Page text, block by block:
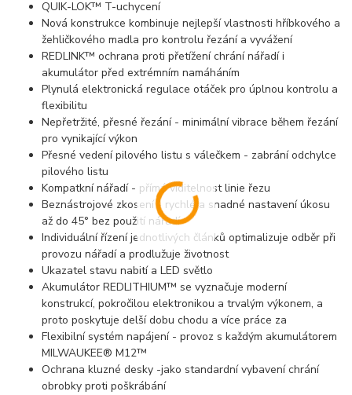
QUIK-LOK™ T-uchycení
Nová konstrukce kombinuje nejlepší vlastnosti hříbkového a
žehličkového madla pro kontrolu řezání a vyvážení
REDLINK™ ochrana proti přetížení chrání nářadí i
akumulátor před extrémním namáháním
Plynulá elektronická regulace otáček pro úplnou kontrolu a
flexibilitu
Nepřetržité, přesné řezání - minimální vibrace během řezání
pro vynikající výkon
Přesné vedení pilového listu s válečkem - zabrání odchylce
pilového listu
Kompatkní nářadí - přímá viditelnost linie řezu
Beznástrojové zkosení - rychlé a snadné nastavení úkosu
až do 45° bez použití nářadí
Individuální řízení jednotlivých článků optimalizuje odběr při
provozu nářadí a prodlužuje životnost
Ukazatel stavu nabití a LED světlo
Akumulátor REDLITHIUM™ se vyznačuje moderní
konstrukcí, pokročilou elektronikou a trvalým výkonem, a
proto poskytuje delší dobu chodu a více práce za
Flexibilní systém napájení - provoz s každým akumulátorem
MILWAUKEE® M12™
Ochrana kluzné desky -jako standardní vybavení chrání
obrobky proti poškrábání